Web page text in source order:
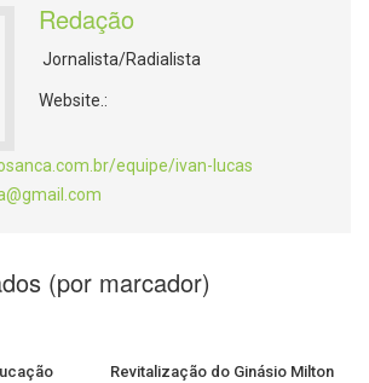
Redação
Jornalista/Radialista
Website.:
equipe/ivan-lucas
(por marcador)
Revitalização do Ginásio Milton